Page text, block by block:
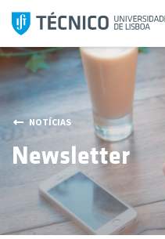
Saltar
para
o
conteúdo
NOTÍCIAS
Newsletter